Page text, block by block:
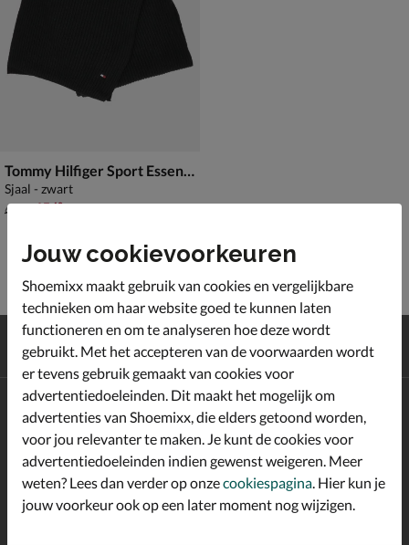
Tommy Hilfiger Sport Essential Flag Knit
Sjaal - zwart
van € 64,99 voor € 45,49
64 45,49
Gratisverzending en retour*
Achterafbetalen
Altijd op de hoogte zijn?
Schrijf je in voor de Shoemixx nieuwsbrief en ontvang €10,-
welkomstkorting!*
E-mailadres
Jouw cookievoorkeuren
Shoemixx maakt gebruik van cookies en vergelijkbare
technieken om haar website goed te kunnen laten
functioneren en om te analyseren hoe deze wordt
gebruikt. Met het accepteren van de voorwaarden wordt
er tevens gebruik gemaakt van cookies voor
advertentiedoeleinden. Dit maakt het mogelijk om
advertenties van Shoemixx, die elders getoond worden,
voor jou relevanter te maken. Je kunt de cookies voor
advertentiedoeleinden indien gewenst weigeren. Meer
weten? Lees dan verder op onzecookiespagina . Hier kun je
jouw voorkeur ook op een later moment nog wijzigen.